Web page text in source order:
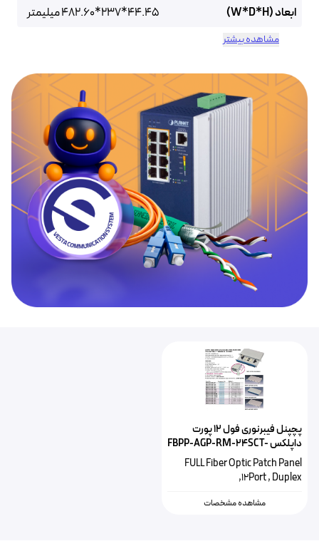
ابعاد (W*D*H)
44.45*237*482.60 میلیمتر
مشاهده بیشتر
پچپنل فیبرنوری فول ۱۲ پورت
داپلکس FBPP-AGP-RM-24SCT-
BK
FULL Fiber Optic Patch Panel
,12Port , Duplex
مشاهده مشخصات